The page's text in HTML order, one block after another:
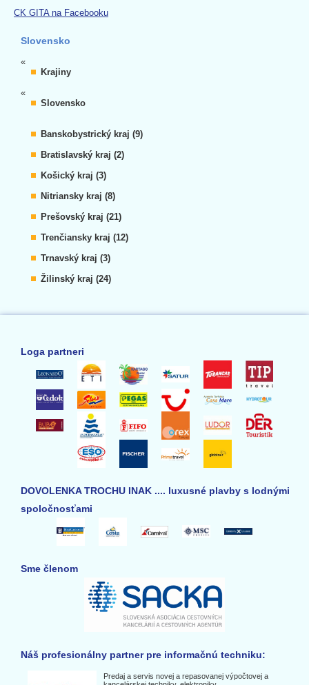
CK GITA na Facebooku
Slovensko
«
Krajiny
«
Slovensko
Banskobystrický kraj (9)
Bratislavský kraj (2)
Košický kraj (3)
Nitriansky kraj (8)
Prešovský kraj (21)
Trenčiansky kraj (12)
Trnavský kraj (3)
Žilinský kraj (24)
Loga partneri
DOVOLENKA TROCHU INAK .... luxusné plavby s lodnými
spoločnosťami
Sme členom
Náš profesionálny partner pre informačnú techniku:
Predaj a servis novej a repasovanej výpočtovej a